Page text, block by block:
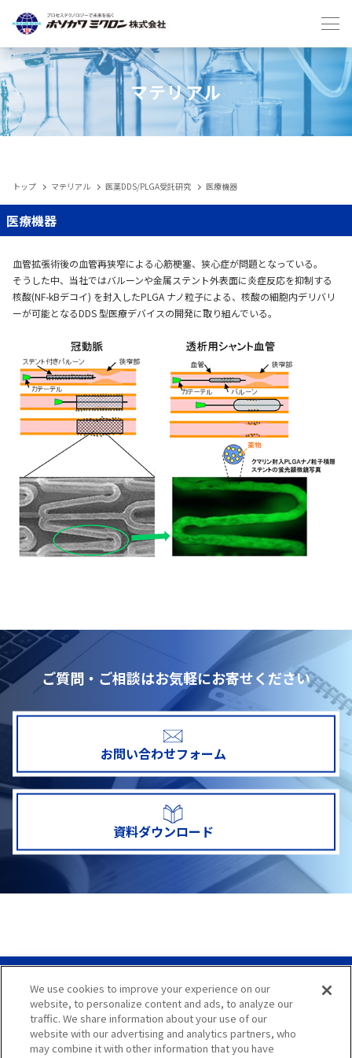
Japanese English
IIoT
メンテナンスサービス・受託
マテリアル
ニュース
IR情報
サステナビリティ
会社情報
お問い合わせ
マテリアル
トップ マテリアル 医薬DDS/PLGA受託研究 医療機器
医療機器
血管拡張術後の血管再狭窄による心筋梗塞、狭心症が問題となっている。
そうした中、当社ではバルーンや金属ステント外表面に炎症反応を抑制する
核酸(NF-kBデコイ) を封入したPLGA ナノ粒子による、核酸の細胞内デリバリ
ーが可能となるDDS 型医療デバイスの開発に取り組んでいる。
ご質問・ご相談はお気軽にお寄せください
お問い合わせフォーム
資料ダウンロード
サイトマップ
サイト利用案内
We use cookies to improve your experience on our
website, to personalize content and ads, to analyze our
traffic. We share information about your use of our
website with our advertising and analytics partners, who
may combine it with other information that you have